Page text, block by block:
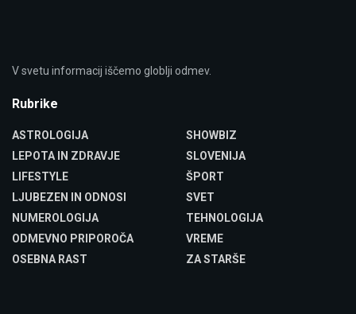
V svetu informacij iščemo globlji odmev.
Rubrike
ASTROLOGIJA
LEPOTA IN ZDRAVJE
LIFESTYLE
LJUBEZEN IN ODNOSI
NUMEROLOGIJA
ODMEVNO PRIPOROČA
OSEBNA RAST
SHOWBIZ
SLOVENIJA
ŠPORT
SVET
TEHNOLOGIJA
VREME
ZA STARŠE